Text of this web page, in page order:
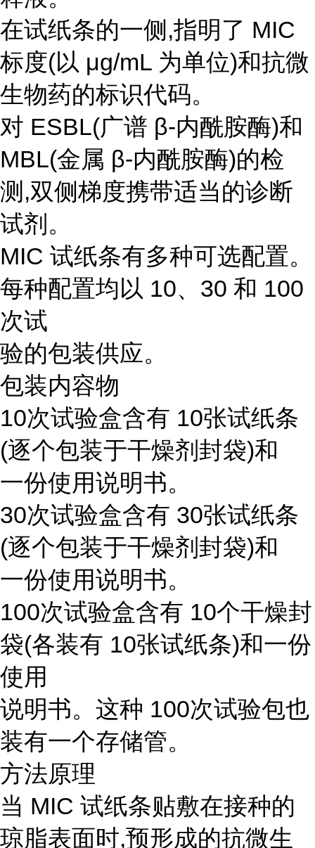
在试纸条的一侧,指明了 MIC
标度(以 μg/mL 为单位)和抗微
生物药的标识代码。
对 ESBL(广谱 β-内酰胺酶)和
MBL(金属 β-内酰胺酶)的检
测,双侧梯度携带适当的诊断
试剂。
MIC 试纸条有多种可选配置。
每种配置均以 10、30 和 100
次试
验的包装供应。
包装内容物
10次试验盒含有 10张试纸条
(逐个包装于干燥剂封袋)和
一份使用说明书。
30次试验盒含有 30张试纸条
(逐个包装于干燥剂封袋)和
一份使用说明书。
100次试验盒含有 10个干燥封
袋(各装有 10张试纸条)和一份
使用
说明书。这种 100次试验包也
装有一个存储管。
方法原理
当 MIC 试纸条贴敷在接种的
琼脂表面时,预形成的抗微生